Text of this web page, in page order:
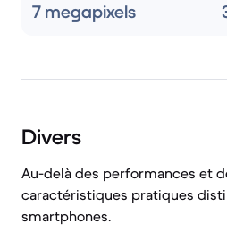
7 megapixels
Divers
Au-delà des performances et
caractéristiques pratiques
smartphones.